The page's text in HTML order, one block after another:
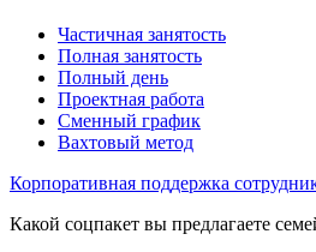
Частичная занятость
Полная занятость
Полный день
Проектная работа
Сменный график
Вахтовый метод
Корпоративная поддержка
Какой соцпакет вы предлагаете